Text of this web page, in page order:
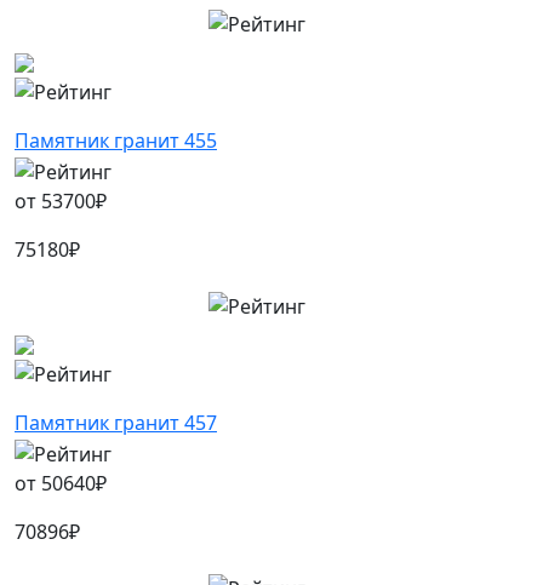
Памятник гранит 455
от 53700₽
75180₽
Памятник гранит 457
от 50640₽
70896₽